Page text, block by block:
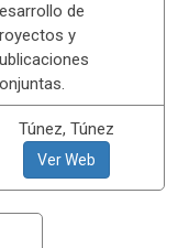
de
y
Túnez, Túnez
Ver Web